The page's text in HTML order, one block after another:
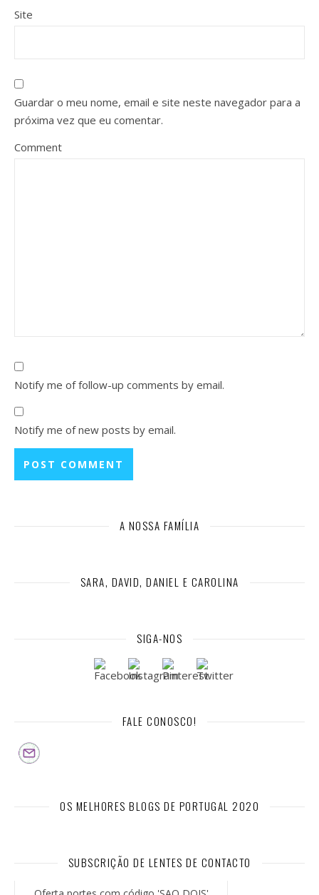
Site
Guardar o meu nome, email e site neste navegador para a
próxima vez que eu comentar.
Comment
Notify me of follow-up comments by email.
Notify me of new posts by email.
A NOSSA FAMÍLIA
SARA, DAVID, DANIEL E CAROLINA
SIGA-NOS
FALE CONOSCO!
OS MELHORES BLOGS DE PORTUGAL 2020
SUBSCRIÇÃO DE LENTES DE CONTACTO